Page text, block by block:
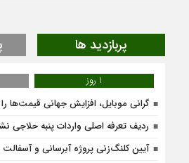
پربازدید ها
1 روز
گرانی موبایل، افزایش جهانی قیمت‌ها
ردیف تعرفه اصلی واردات پنبه
آیین کلنگ‌زنی پروژه آبرسانی و